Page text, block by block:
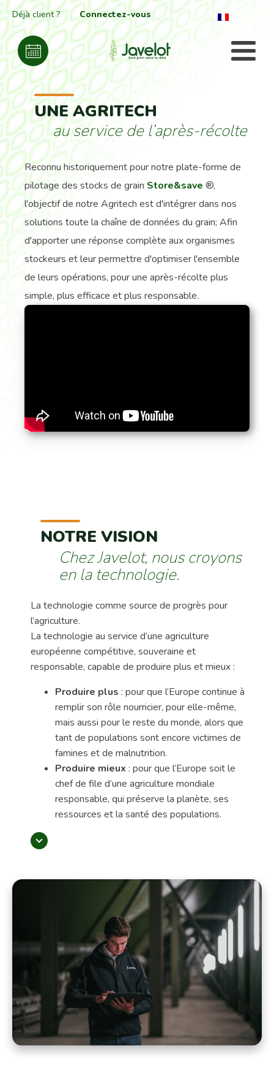
Déjà client ? Connectez-vous
UNE AGRITECH
au service de l’après-récolte
Reconnu historiquement pour notre plate-forme de
pilotage des stocks de grain Store&save ®,
l'objectif de notre Agritech est d'intégrer dans nos
solutions toute la chaîne de données du grain; Afin
d'apporter une réponse complète aux organismes
stockeurs et leur permettre d'optimiser l'ensemble
de leurs opérations, pour une après-récolte plus
simple, plus efficace et plus responsable.
NOTRE VISION
Chez Javelot, nous croyons
en la technologie.
La technologie comme source de progrès pour
l’agriculture.
La technologie au service d’une agriculture
européenne compétitive, souveraine et
responsable, capable de produire plus et mieux :
Produire plus : pour que l’Europe continue à
remplir son rôle nourricier, pour elle-même,
mais aussi pour le reste du monde, alors que
tant de populations sont encore victimes de
famines et de malnutrition.
Produire mieux : pour que l’Europe soit le
chef de file d’une agriculture mondiale
responsable, qui préserve la planète, ses
ressources et la santé des populations.